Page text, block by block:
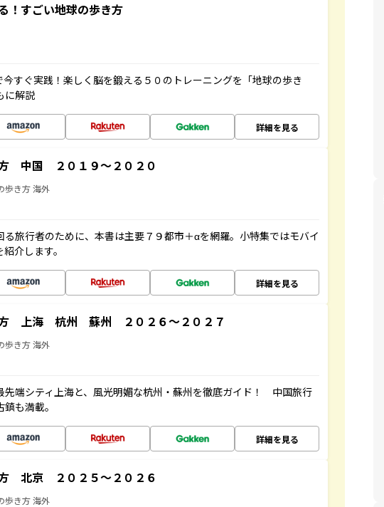
！すごい地球の歩き方
すぐ実践！楽しく脳を鍛える５０のトレーニングを「地球の歩き
に解説
詳細を見る
中国 ２０１９～２０２０
歩き方 海外
る旅行者のために、本書は主要７９都市＋αを網羅。小特集ではモバイ
介します。
詳細を見る
上海 杭州 蘇州 ２０２６～２０２７
歩き方 海外
先端シティ上海と、風光明媚な杭州・蘇州を徹底ガイド！ 中国旅行
も満載。
詳細を見る
北京 ２０２５～２０２６
歩き方 海外